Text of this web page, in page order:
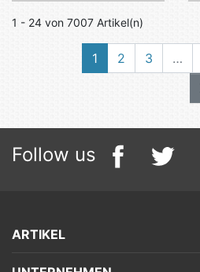
1 - 24 von 7007 Artikel(n)
1 2 3 …
Follow us
ARTIKEL